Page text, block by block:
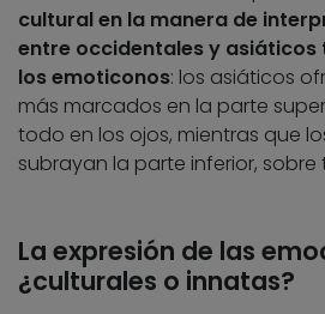
cultural en la manera de
entre occidentales y asiáticos
los emoticonos: los asiáticos
más marcados en la parte
todo en los ojos, mientras que
subrayan la parte inferior,
La expresión de las
¿culturales o innatas?